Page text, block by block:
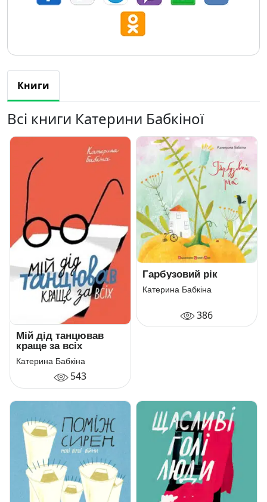
Книги
Всі книги Катерини Бабкіної
Мій дід танцював
краще за всіх
Катерина Бабкіна
543
Гарбузовий рік
Катерина Бабкіна
386